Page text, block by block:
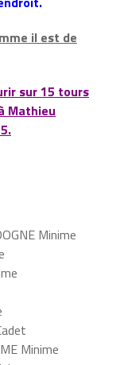
il est de
sur 15 tours
Mathieu
Minime
Minime